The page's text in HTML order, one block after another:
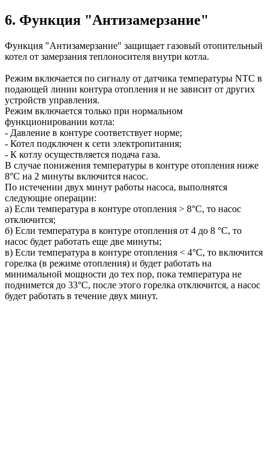
6. Функция "Антизамерзание"
Функция "Антизамерзание" защищает газовый отопительный
котел от замерзания теплоносителя внутри котла.
Режим включается по сигналу от датчика температуры NTC в
подающей линии контура отопления и не зависит от других
устройств управления.
Режим включается только при нормальном
функционировании котла:
- Давление в контуре соответствует норме;
- Котел подключен к сети электропитания;
- К котлу осуществляется подача газа.
В случае понижения температуры в контуре отопления ниже
8°С на 2 минуты включится насос.
По истечении двух минут работы насоса, выполнятся
следующие операции:
a) Если температура в контуре отопления > 8°С, то насос
отключится;
б) Если температура в контуре отопления от 4 до 8 °С, то
насос будет работать еще две минуты;
в) Если температура в контуре отопления < 4°C, то включится
горелка (в режиме отопления) и будет работать на
минимальной мощности до тех пор, пока температура не
поднимется до 33°С, после этого горелка отключится, а насос
будет работать в течение двух минут.